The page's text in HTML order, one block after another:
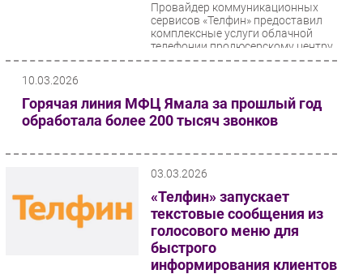
Провайдер коммуникационных
сервисов «Телфин» предоставил
комплексные услуги облачной
телефонии продюсерскому центру
UniProject. В...
10.03.2026
Горячая линия МФЦ Ямала за прошлый год
обработала более 200 тысяч звонков
03.03.2026
«Телфин» запускает
текстовые сообщения из
голосового меню для
быстрого
информирования клиентов